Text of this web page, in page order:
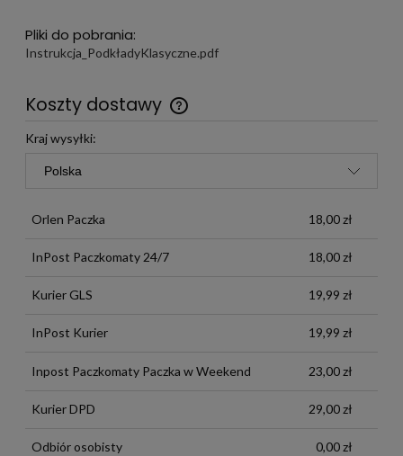
Pliki do pobrania:
Instrukcja_PodkładyKlasyczne.pdf
Koszty dostawy
Darmowa wysyłka już od 299 zł
Kraj wysyłki:
Orlen Paczka 18,00 zł
InPost Paczkomaty 24/7 18,00 zł
Kurier GLS 19,99 zł
InPost Kurier 19,99 zł
Inpost Paczkomaty Paczka w Weekend 23,00 zł
Kurier DPD 29,00 zł
Odbiór osobisty 0,00 zł